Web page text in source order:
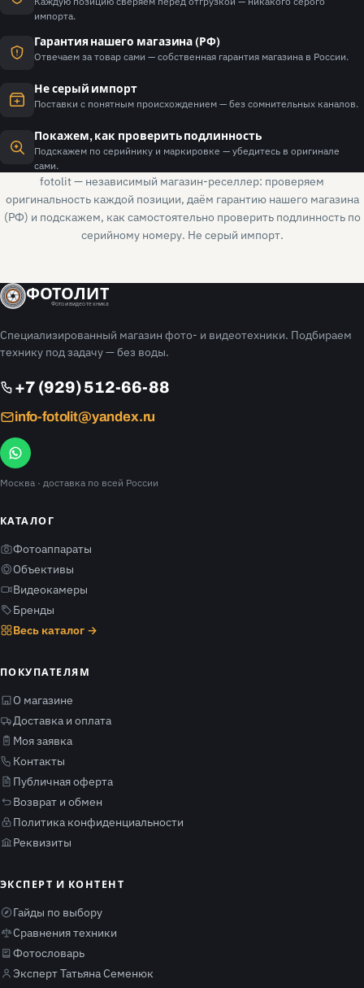
импорта.
Гарантия нашего магазина (РФ)
Отвечаем за товар сами — собственная гарантия магазина в России.
Не серый импорт
Поставки с понятным происхождением — без сомнительных каналов.
Покажем, как проверить подлинность
Подскажем по серийнику и маркировке — убедитесь в оригинале
сами.
fotolit — независимый магазин-реселлер: проверяем
оригинальность каждой позиции, даём гарантию нашего магазина
(РФ) и подскажем, как самостоятельно проверить подлинность по
серийному номеру. Не серый импорт.
ФОТОЛИТ
Фото и видео техника
Специализированный магазин фото- и видеотехники. Подбираем
технику под задачу — без воды.
+7 (929) 512-66-88
info-fotolit@yandex.ru
Москва · доставка по всей России
КАТАЛОГ
Фотоаппараты
Объективы
Видеокамеры
Бренды
Весь каталог →
ПОКУПАТЕЛЯМ
О магазине
Доставка и оплата
Моя заявка
Контакты
Публичная оферта
Возврат и обмен
Политика конфиденциальности
Реквизиты
ЭКСПЕРТ И КОНТЕНТ
Гайды по выбору
Сравнения техники
Фотословарь
Эксперт Татьяна Семенюк